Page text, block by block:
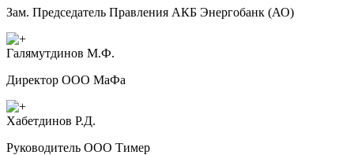
Зам. Председатель Правления АКБ Энергобанк (АО)
Галямутдинов М.Ф.
Директор ООО МаФа
Хабетдинов Р.Д.
Руководитель ООО Тимер